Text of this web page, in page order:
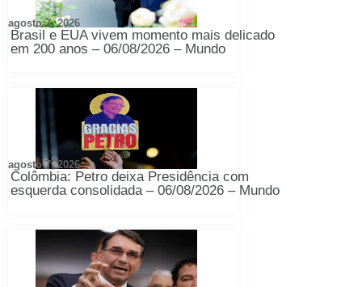
Brasil e EUA vivem momento mais delicado
em 200 anos – 06/08/2026 – Mundo
agosto 7, 2026
Colômbia: Petro deixa Presidência com
esquerda consolidada – 06/08/2026 – Mundo
agosto 7, 2026